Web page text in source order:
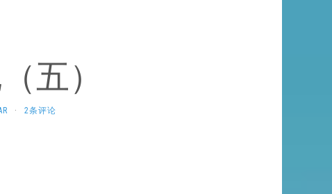
五）
· 2条评论